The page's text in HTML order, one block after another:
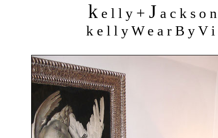
k e l l y + J a c k s o
k e l l y W e a r B y V